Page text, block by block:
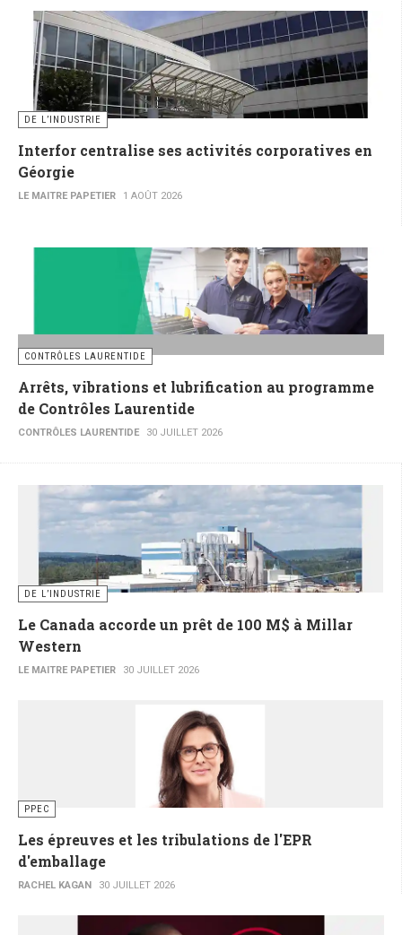
DE L’INDUSTRIE
Interfor centralise ses activités corporatives en
Géorgie
LE MAITRE PAPETIER 1 AOÛT 2026
CONTRÔLES LAURENTIDE
Arrêts, vibrations et lubrification au programme
de Contrôles Laurentide
CONTRÔLES LAURENTIDE 30 JUILLET 2026
DE L’INDUSTRIE
Le Canada accorde un prêt de 100 M$ à Millar
Western
LE MAITRE PAPETIER 30 JUILLET 2026
PPEC
Les épreuves et les tribulations de l'EPR
d'emballage
RACHEL KAGAN 30 JUILLET 2026